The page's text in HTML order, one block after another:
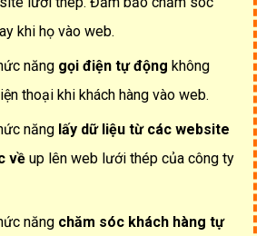
khi họ vào web.
năng gọi điện tự động không
thoại khi khách hàng vào web.
năng lấy dữ liệu từ các website
về up lên web lưới thép của công ty
năng chăm sóc khách hàng tự